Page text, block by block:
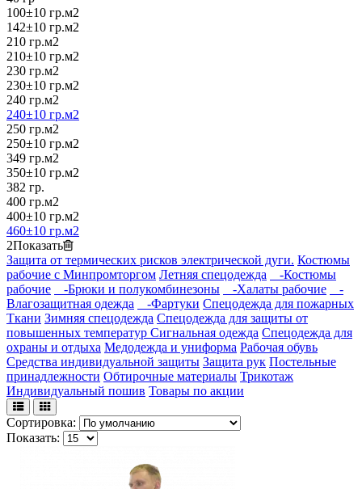
100±10 гр.м2
142±10 гр.м2
210 гр.м2
210±10 гр.м2
230 гр.м2
230±10 гр.м2
240 гр.м2
240±10 гр.м2
250 гр.м2
250±10 гр.м2
349 гр.м2
350±10 гр.м2
382 гр.
400 гр.м2
400±10 гр.м2
460±10 гр.м2
2Показать
Защита от термических рисков электрической дуги. Костюмы
рабочие с Минпромторгом Летняя спецодежда
-Костюмы
рабочие
-Брюки и полукомбинезоны -Халаты рабочие
-
Влагозащитная одежда
-Фартуки Спецодежда для пожарных
Ткани Зимняя спецодежда Спецодежда для защиты от
повышенных температур Сигнальная одежда Спецодежда для
охраны и отдыха Медодежда и униформа Рабочая обувь
Средства индивидуальной защиты Защита рук Постельные
принадлежности Обтирочные материалы Трикотаж
Индивидуальный пошив Товары по акции
Сортировка:
Показать: